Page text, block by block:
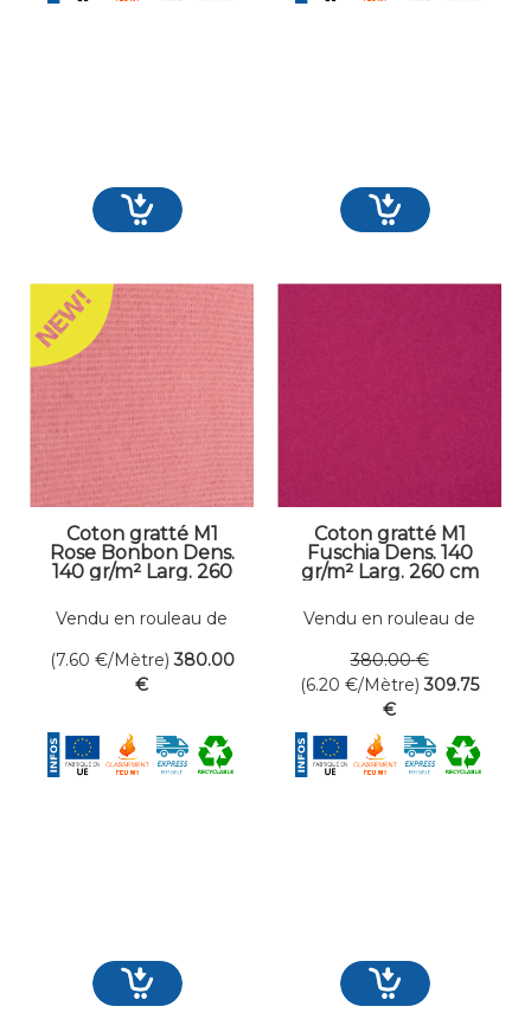
Coton gratté M1
Rose Bonbon Dens.
140 gr/m² Larg. 260
Vendu en rouleau de
(7.60 €/Mètre) 380.00
€
Coton gratté M1
Fuschia Dens. 140
gr/m² Larg. 260 cm
Vendu en rouleau de
380.00 €
(6.20 €/Mètre) 309.75
€